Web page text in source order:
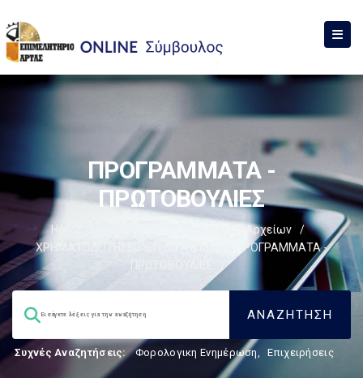
ΠΡΟΓΡΑΜΜΑΤΑ -
ΠΡΩΤΟΒΟΥΛΙΕΣ
Home Βιβλιοθήκη Αρχείων
/
ΧΡΗΜΑΤΟΔΟΤΗΣΕΙΣ-ΕΠΙΔΟΤΗΣΕΙΣ
ΠΡΟΓΡΑΜΜΑΤΑ -
ΠΡΩΤΟΒΟΥΛΙΕΣ
Συχνές Αναζητήσεις: Φορολογικη Ενημέρωση, Επιχειρήσεις